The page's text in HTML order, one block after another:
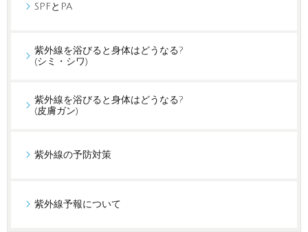
SPFとPA
紫外線を浴びると身体はどうなる?
(シミ・シワ)
紫外線を浴びると身体はどうなる?
(皮膚ガン)
紫外線の予防対策
紫外線予報について